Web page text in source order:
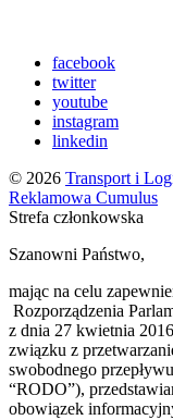
facebook
twitter
youtube
instagram
linkedin
© 2026 Transport i
Reklamowa Cumulus
Strefa członkowska
Szanowni Państwo,
mając na celu
Rozporządzenia
z dnia 27 kwietnia
związku z
swobodnego
“RODO”),
obowiązek